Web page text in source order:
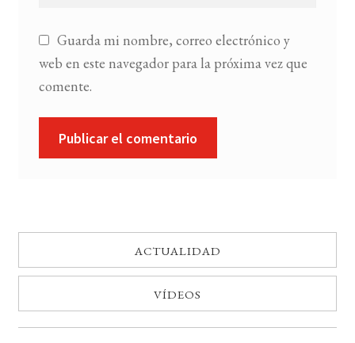
Guarda mi nombre, correo electrónico y
web en este navegador para la próxima vez que
comente.
ACTUALIDAD
VÍDEOS